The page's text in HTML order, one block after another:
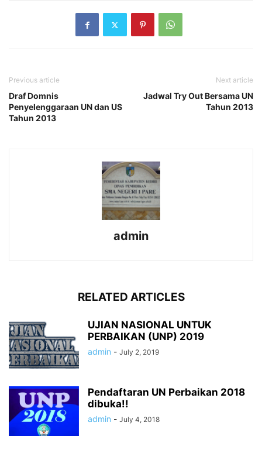
Previous article
Draf Domnis
Penyelenggaraan UN dan US
Tahun 2013
Next article
Jadwal Try Out Bersama UN
Tahun 2013
admin
RELATED ARTICLES
UJIAN NASIONAL UNTUK
PERBAIKAN (UNP) 2019
admin - July 2, 2019
Pendaftaran UN Perbaikan 2018
dibuka!!
admin - July 4, 2018